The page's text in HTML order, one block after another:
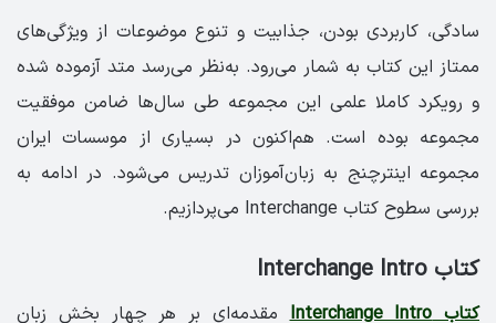
سادگی، کاربردی بودن، جذابیت و تنوع موضوعات از ویژگی‌های
ممتاز این کتاب به شمار می‌رود. به‌نظر می‌رسد متد آزموده شده
و رویکرد کاملا علمی این مجموعه طی سال‌ها ضامن موفقیت
مجموعه بوده است. هم‌اکنون در بسیاری از موسسات ایران
مجموعه اینترچنج به زبان‌آموزان تدریس می‌شود. در ادامه به
بررسی سطوح کتاب Interchange می‌پردازیم.
کتاب Interchange Intro
کتاب Interchange Intro
مقدمه‌ای بر هر چهار بخش زبان